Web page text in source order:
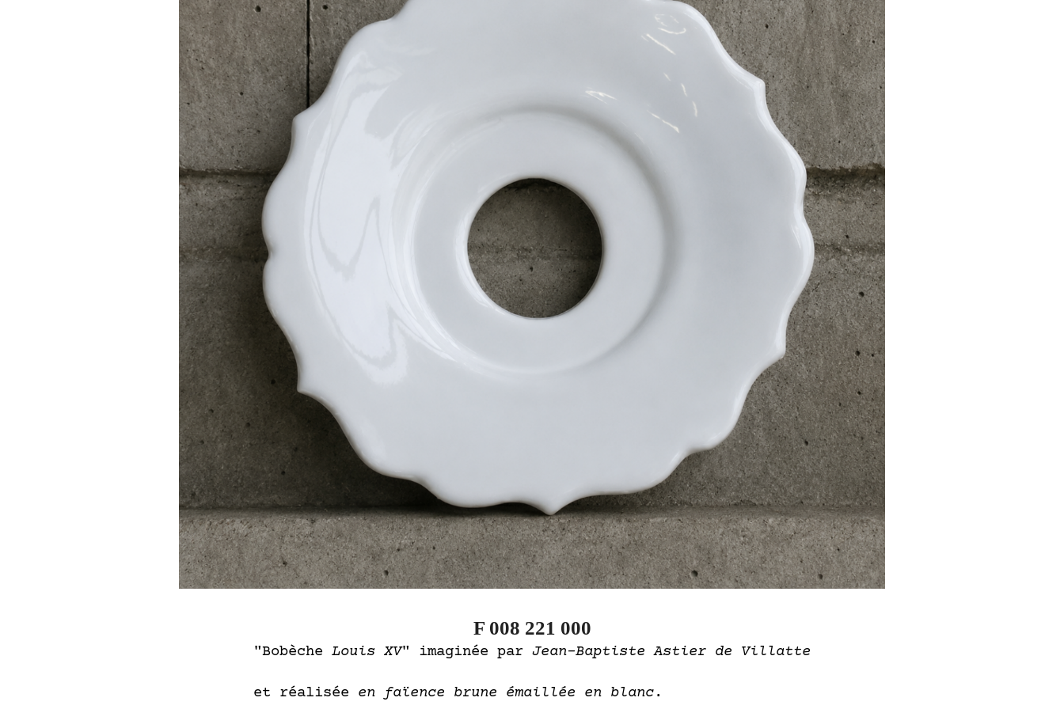
F 008 221 000
"Bobèche Louis XV" imaginée par Jean-Baptiste Astier de Villatte
et réalisée en faïence brune émaillée en blanc.